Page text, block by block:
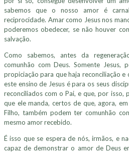
sabemos que o nosso amor é
reciprocidade. Amar como Jesus nos
poderemos obedecer, se não houver
salvação.
Como sabemos, antes da
comunhão com Deus. Somente Jesus,
propiciação para que haja reconciliação e
este ensino de Jesus é para os seus
reconciliados com o Pai, e que, por isso,
que ele manda, certos de que, agora,
Filho, também podem ter comunhão
mesmo amor recebido.
É isso que se espera de nós, irmãos, e
capaz de demonstrar o amor de Deus